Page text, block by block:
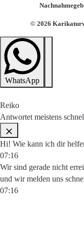
© 2026
WhatsApp
Reiko